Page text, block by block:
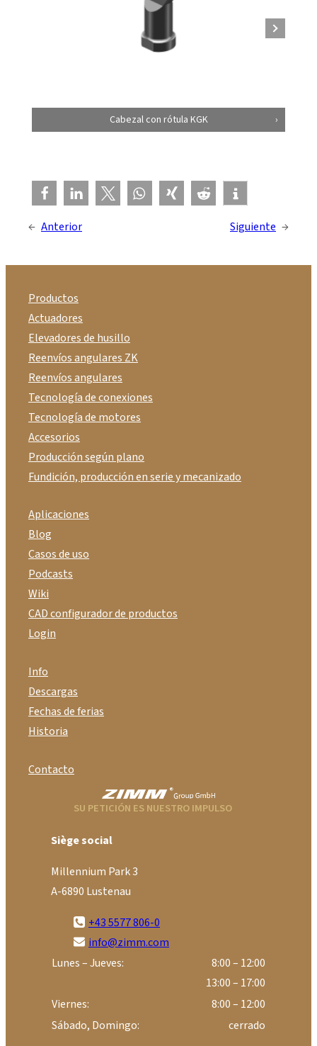
Cabezal con rótula KGK
← Anterior Siguiente →
Productos
Actuadores
Elevadores de husillo
Reenvíos angulares ZK
Reenvíos angulares
Tecnología de conexiones
Tecnología de motores
Accesorios
Producción según plano
Fundición, producción en serie y mecanizado
Aplicaciones
Blog
Casos de uso
Podcasts
Wiki
CAD configurador de productos
Login
Info
Descargas
Fechas de ferias
Historia
Contacto
SU PETICIÓN ES NUESTRO IMPULSO
Siège social
Millennium Park 3
A-6890 Lustenau
+43 5577 806-0
info@zimm.com
Lunes – Jueves:
8:00 – 12:00
13:00 – 17:00
Viernes:
8:00 – 12:00
Sábado, Domingo:
cerrado